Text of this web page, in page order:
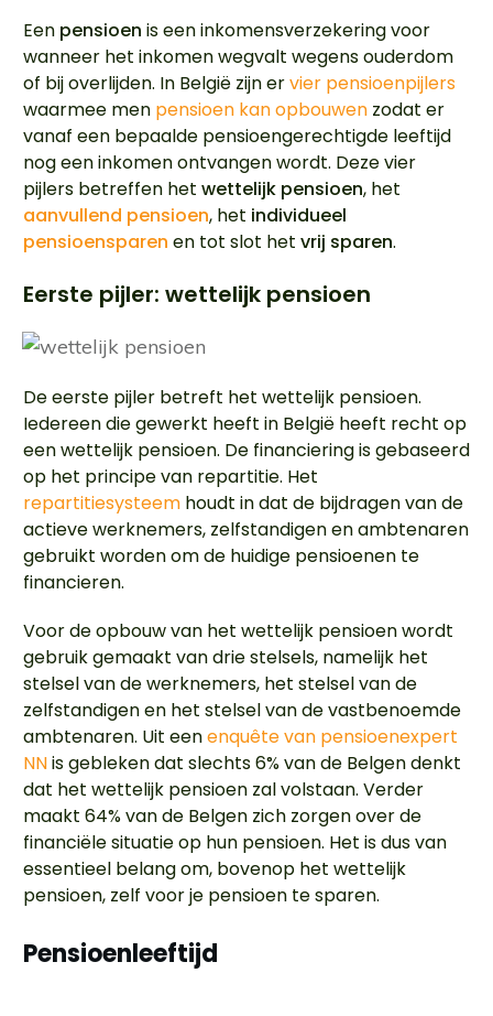
Een pensioen is een inkomensverzekering voor
wanneer het inkomen wegvalt wegens ouderdom
of bij overlijden. In België zijn ervier pensioenpijlers
waarmee men pensioen kan opbouwen zodat er
vanaf een bepaalde pensioengerechtigde leeftijd
nog een inkomen ontvangen wordt. Deze vier
pijlers betreffen het wettelijk pensioen, het
aanvullend pensioen, het individueel
pensioensparen en tot slot het vrij sparen.
Eerste pijler: wettelijk pensioen
De eerste pijler betreft het wettelijk pensioen.
Iedereen die gewerkt heeft in België heeft recht op
een wettelijk pensioen. De financiering is gebaseerd
op het principe van repartitie. Het
repartitiesysteem houdt in dat de bijdragen van de
actieve werknemers, zelfstandigen en ambtenaren
gebruikt worden om de huidige pensioenen te
financieren.
Voor de opbouw van het wettelijk pensioen wordt
gebruik gemaakt van drie stelsels, namelijk het
stelsel van de werknemers, het stelsel van de
zelfstandigen en het stelsel van de vastbenoemde
ambtenaren. Uit eenenquête van pensioenexpert
NNis gebleken dat slechts 6% van de Belgen denkt
dat het wettelijk pensioen zal volstaan. Verder
maakt 64% van de Belgen zich zorgen over de
financiële situatie op hun pensioen. Het is dus van
essentieel belang om, bovenop het wettelijk
pensioen, zelf voor je pensioen te sparen.
Pensioenleeftijd